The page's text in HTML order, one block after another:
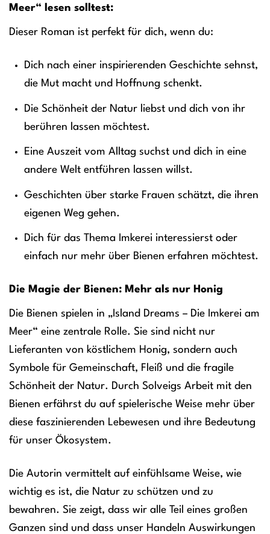
Meer“ lesen solltest:
Dieser Roman ist perfekt für dich, wenn du:
Dich nach einer inspirierenden Geschichte sehnst,
die Mut macht und Hoffnung schenkt.
Die Schönheit der Natur liebst und dich von ihr
berühren lassen möchtest.
Eine Auszeit vom Alltag suchst und dich in eine
andere Welt entführen lassen willst.
Geschichten über starke Frauen schätzt, die ihren
eigenen Weg gehen.
Dich für das Thema Imkerei interessierst oder
einfach nur mehr über Bienen erfahren möchtest.
Die Magie der Bienen: Mehr als nur Honig
Die Bienen spielen in „Island Dreams – Die Imkerei am
Meer“ eine zentrale Rolle. Sie sind nicht nur
Lieferanten von köstlichem Honig, sondern auch
Symbole für Gemeinschaft, Fleiß und die fragile
Schönheit der Natur. Durch Solveigs Arbeit mit den
Bienen erfährst du auf spielerische Weise mehr über
diese faszinierenden Lebewesen und ihre Bedeutung
für unser Ökosystem.
Die Autorin vermittelt auf einfühlsame Weise, wie
wichtig es ist, die Natur zu schützen und zu
bewahren. Sie zeigt, dass wir alle Teil eines großen
Ganzen sind und dass unser Handeln Auswirkungen